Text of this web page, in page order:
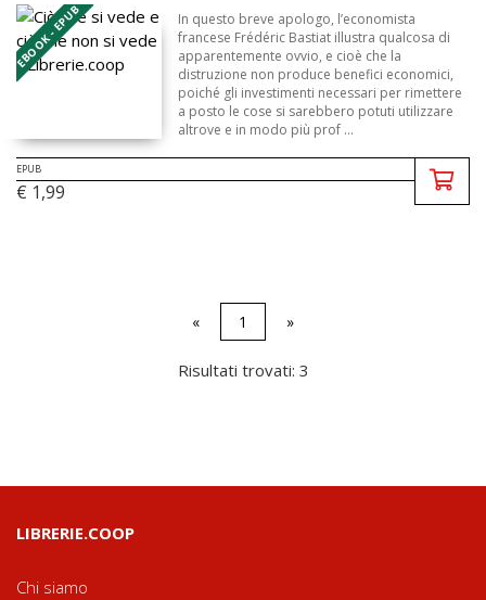
EBOOK - EPUB
In questo breve apologo, l’economista
francese Frédéric Bastiat illustra qualcosa di
apparentemente ovvio, e cioè che la
distruzione non produce benefici economici,
poiché gli investimenti necessari per rimettere
a posto le cose si sarebbero potuti utilizzare
altrove e in modo più prof ...
EPUB
€ 1,99
« 1 »
Risultati trovati: 3
LIBRERIE.COOP
Chi siamo